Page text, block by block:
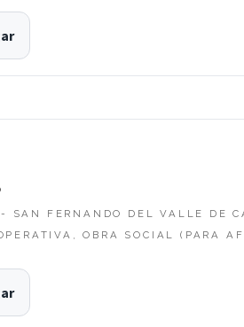
FERNANDO DEL VALLE DE
OBRA SOCIAL (PARA